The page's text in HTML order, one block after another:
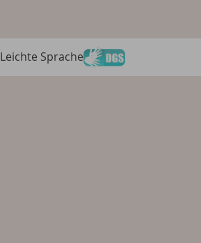
Leichte Sprache